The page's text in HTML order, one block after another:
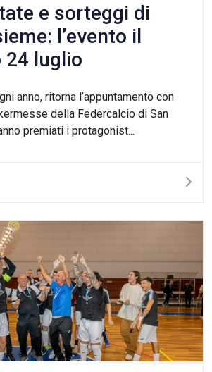
e sorteggi di
l’evento il
24 luglio
anno, ritorna l’appuntamento con
della Federcalcio di San
premiati i protagonist...